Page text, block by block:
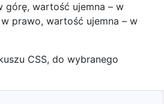
górę, wartość ujemna – w
prawo, wartość ujemna – w
CSS, do wybranego